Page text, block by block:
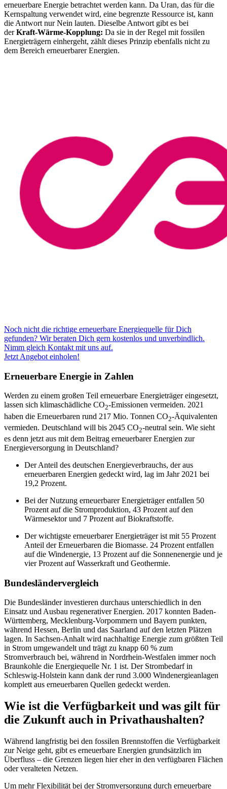
erneuerbare Energie betrachtet werden kann. Da Uran, das für die
Kernspaltung verwendet wird, eine begrenzte Ressource ist, kann
die Antwort nur Nein lauten. Dieselbe Antwort gibt es bei
derKraft-Wärme-Kopplung: Da sie in der Regel mit fossilen
Energieträgern einhergeht, zählt dieses Prinzip ebenfalls nicht zu
dem Bereich erneuerbarer Energien.
Noch nicht die richtige erneuerbare Energiequelle für Dich
gefunden? Wir beraten Dich gern kostenlos und unverbindlich.
Nimm gleich Kontakt mit uns auf.
Jetzt Angebot einholen!
Erneuerbare Energie in Zahlen
Werden zu einem großen Teil erneuerbare Energieträger eingesetzt,
lassen sich klimaschädliche CO2-Emissionen vermeiden. 2021
haben die Erneuerbaren rund 217 Mio. Tonnen CO2-Äquivalenten
vermieden. Deutschland will bis 2045 CO2-neutral sein. Wie sieht
es denn jetzt aus mit dem Beitrag erneuerbarer Energien zur
Energieversorgung in Deutschland?
Der Anteil des deutschen Energieverbrauchs, der aus
erneuerbaren Energien gedeckt wird, lag im Jahr 2021 bei
19,2 Prozent.
Bei der Nutzung erneuerbarer Energieträger entfallen 50
Prozent auf die Stromproduktion, 43 Prozent auf den
Wärmesektor und 7 Prozent auf Biokraftstoffe.
Der wichtigste erneuerbarer Energieträger ist mit 55 Prozent
Anteil der Erneuerbaren die Biomasse. 24 Prozent entfallen
auf die Windenergie, 13 Prozent auf die Sonnenenergie und je
vier Prozent auf Wasserkraft und Geothermie.
Bundesländervergleich
Die Bundesländer investieren durchaus unterschiedlich in den
Einsatz und Ausbau regenerativer Energien. 2017 konnten Baden-
Württemberg, Mecklenburg-Vorpommern und Bayern punkten,
während Hessen, Berlin und das Saarland auf den letzten Plätzen
lagen. In Sachsen-Anhalt wird nachhaltige Energie zum größten Teil
in Strom umgewandelt und trägt zu knapp 60 % zum
Stromverbrauch bei, während in Nordrhein-Westfalen immer noch
Braunkohle die Energiequelle Nr. 1 ist. Der Strombedarf in
Schleswig-Holstein kann dank der rund 3.000 Windenergieanlagen
komplett aus erneuerbaren Quellen gedeckt werden.
Wie ist die Verfügbarkeit und was gilt für
die Zukunft auch in Privathaushalten?
Während langfristig bei den fossilen Brennstoffen die Verfügbarkeit
zur Neige geht, gibt es erneuerbare Energien grundsätzlich im
Überfluss – die Grenzen liegen hier eher in den verfügbaren Flächen
oder veralteten Netzen.
Um mehr Flexibilität bei der Stromversorgung durch erneuerbare